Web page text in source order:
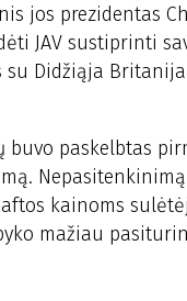
jos prezidentas
JAV sustiprinti
Didžiąja
paskelbtas
kainoms
mažiau